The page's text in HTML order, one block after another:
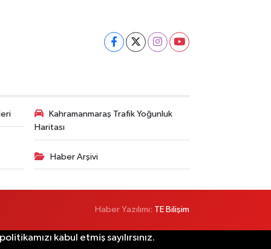
Kahramanmaraş Trafik Yoğunluk
Haritası
Haber Arşivi
Haber Yazılımı: TE Bilişim
kabul etmiş sayılırsınız.